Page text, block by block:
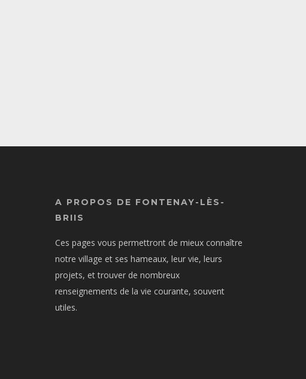
A PROPOS DE FONTENAY-LÈS-
BRIIS
Ces pages vous permettront de mieux connaître
notre village et ses hameaux, leur vie, leurs
projets, et trouver de nombreux
renseignements de la vie courante, souvent
utiles.